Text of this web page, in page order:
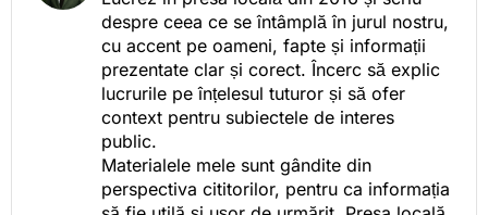
despre ceea ce se întâmplă în jurul nostru,
cu accent pe oameni, fapte și informații
prezentate clar și corect. Încerc să explic
lucrurile pe înțelesul tuturor și să ofer
context pentru subiectele de interes
public.
Materialele mele sunt gândite din
perspectiva cititorilor, pentru ca informația